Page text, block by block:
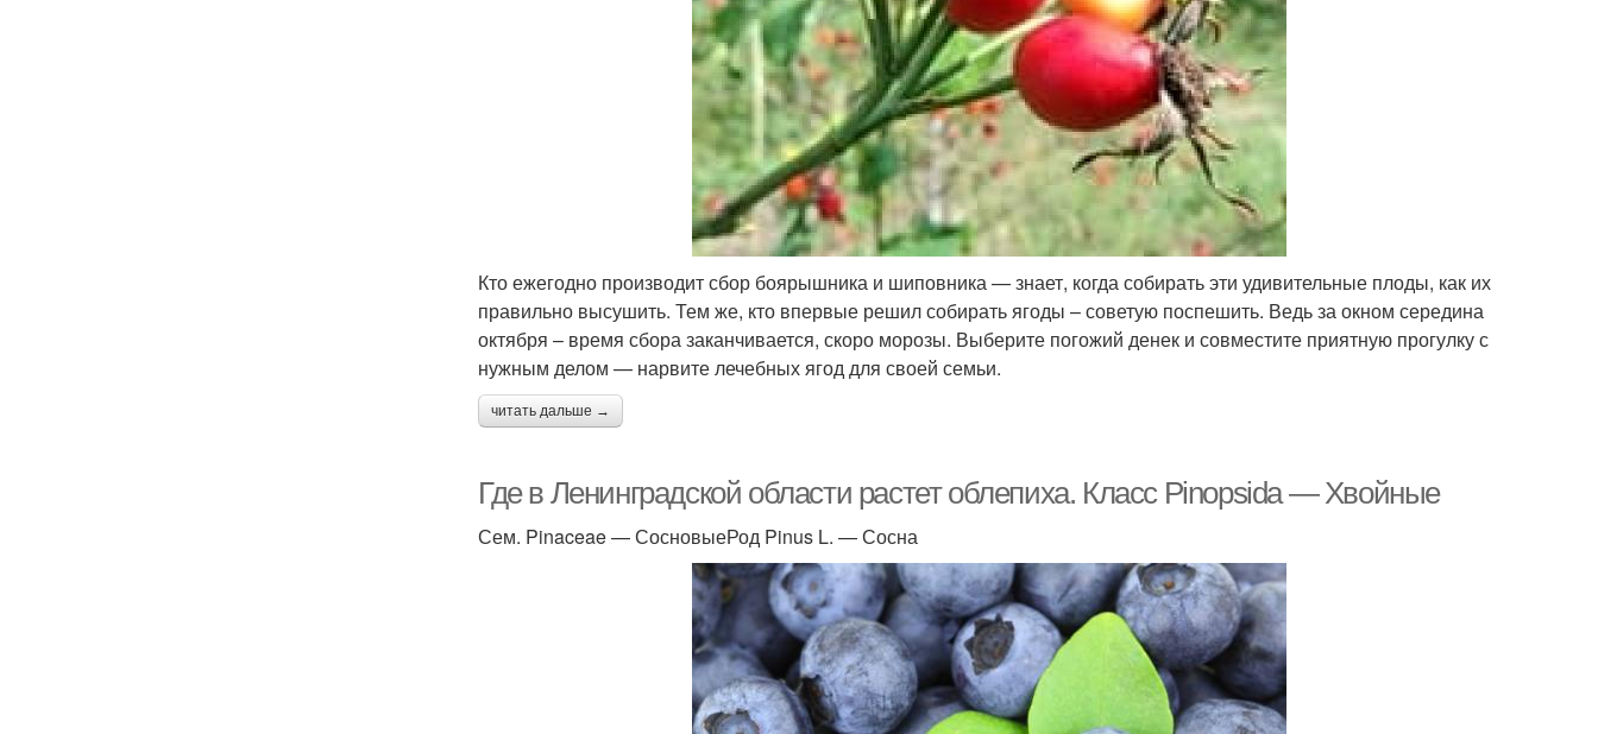
Кто ежегодно производит сбор боярышника и шиповника — знает, когда собирать эти удивительные плоды, как их
правильно высушить. Тем же, кто впервые решил собирать ягоды – советую поспешить. Ведь за окном середина
октября – время сбора заканчивается, скоро морозы. Выберите погожий денек и совместите приятную прогулку с
нужным делом — нарвите лечебных ягод для своей семьи.
читать дальше →
Где в Ленинградской области растет облепиха. Класс Pinopsida — Хвойные
Сем. Pinaceae — СосновыеРод Pinus L. — Сосна